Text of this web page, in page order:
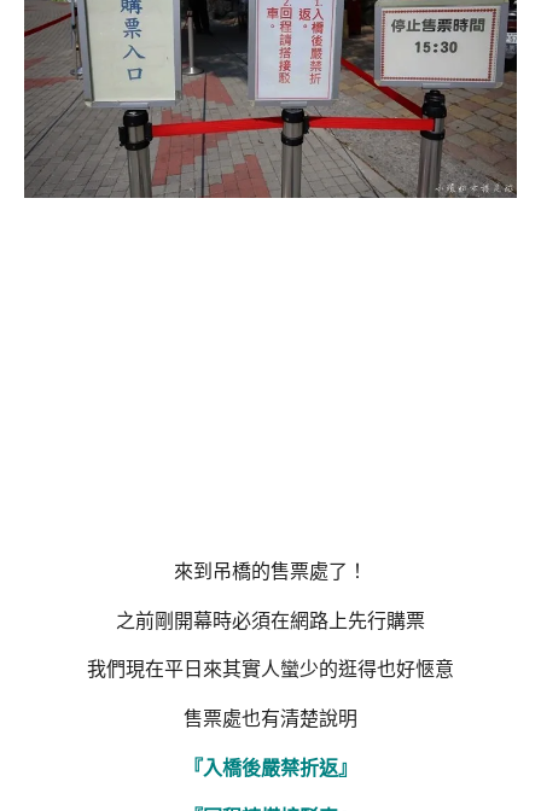
來到吊橋的售票處了！
之前剛開幕時必須在網路上先行購票
我們現在平日來其實人蠻少的逛得也好愜意
售票處也有清楚說明
『入橋後嚴禁折返』